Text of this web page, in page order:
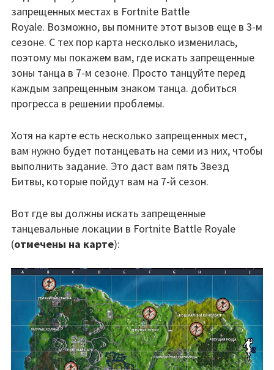
запрещенных местах в Fortnite Battle
Royale. Возможно, вы помните этот вызов еще в 3-м
сезоне. С тех пор карта несколько изменилась,
поэтому мы покажем вам, где искать запрещенные
зоны танца в 7-м сезоне. Просто танцуйте перед
каждым запрещенным знаком танца. добиться
прогресса в решении проблемы.
Хотя на карте есть несколько запрещенных мест,
вам нужно будет потанцевать на семи из них, чтобы
выполнить задание. Это даст вам пять Звезд
Битвы, которые пойдут вам на 7-й сезон.
Вот где вы должны искать запрещенные
танцевальные локации в Fortnite Battle Royale
(отмечены на карте):